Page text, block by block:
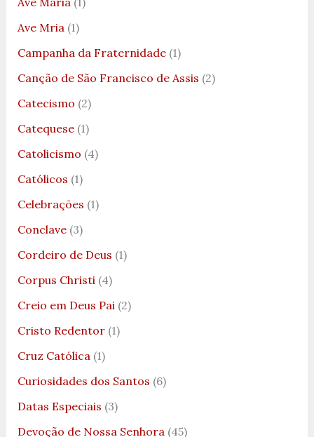
Ave Mria(1)
Campanha da Fraternidade(1)
Canção de São Francisco de Assis (2)
Catecismo (2)
Catequese(1)
Catolicismo (4)
Católicos (1)
Celebrações (1)
Conclave(3)
Cordeiro de Deus (1)
Corpus Christi(4)
Creio em Deus Pai(2)
Cristo Redentor(1)
Cruz Católica(1)
Curiosidades dos Santos (6)
Datas Especiais (3)
Devoção de Nossa Senhora(45)